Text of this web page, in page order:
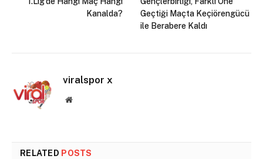
Kanalda?
Geçtiği Maçta Keçiörengücü
ile Berabere Kaldı
viralspor x
Website
RELATED POSTS